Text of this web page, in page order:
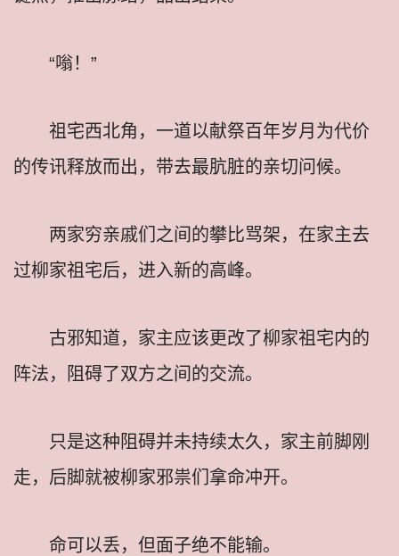
“嗡！”
祖宅西北角，一道以献祭百年岁月为代价
的传讯释放而出，带去最肮脏的亲切问候。
两家穷亲戚们之间的攀比骂架，在家主去
过柳家祖宅后，进入新的高峰。
古邪知道，家主应该更改了柳家祖宅内的
阵法，阻碍了双方之间的交流。
只是这种阻碍并未持续太久，家主前脚刚
走，后脚就被柳家邪祟们拿命冲开。
命可以丢，但面子绝不能输。